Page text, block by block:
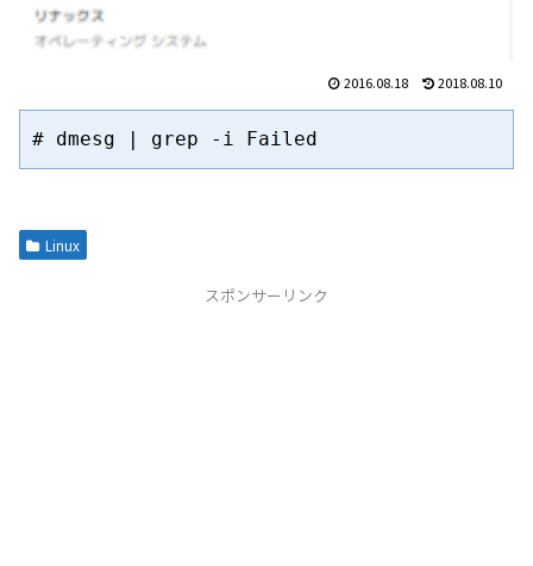
2016.08.18 2018.08.10
Linux
スポンサーリンク